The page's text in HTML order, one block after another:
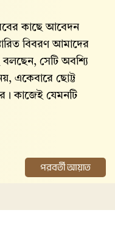
কাছে আবেদন
বিবরণ আমাদের
বলছেন, সেটি অবশ্যি
একেবারে ছোট্ট
কাজেই যেমনটি
পরবর্তী আয়াত